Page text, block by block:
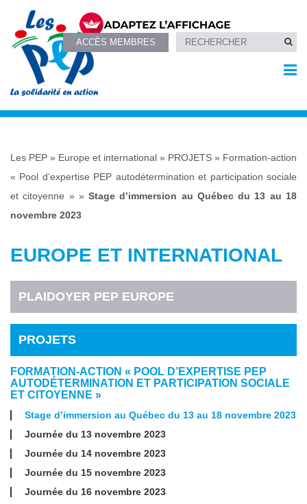
ACCÈS MEMBRES
Les PEP » Europe et international » PROJETS » Formation-action
« Pool d’expertise PEP autodétermination et participation sociale
et citoyenne » »Stage d’immersion au Québec du 13 au 18
novembre 2023
EUROPE ET INTERNATIONAL
PLAIDOYER PEP EUROPE
PROJETS
FORMATION-ACTION « POOL D’EXPERTISE PEP
AUTODÉTERMINATION ET PARTICIPATION SOCIALE
ET CITOYENNE »
Stage d’immersion au Québec du 13 au 18 novembre 2023
Journée du 13 novembre 2023
Journée du 14 novembre 2023
Journée du 15 novembre 2023
Journée du 16 novembre 2023